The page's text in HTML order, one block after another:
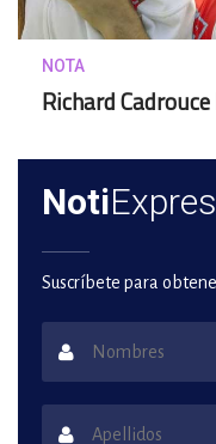
NOTA
Richard
Noti
Suscríbete para